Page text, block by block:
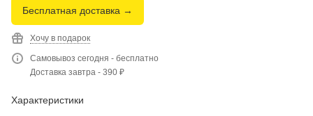
Бесплатная доставка →
Хочу в подарок
Самовывоз сегодня - бесплатно
Доставка завтра - 390 ₽
Характеристики